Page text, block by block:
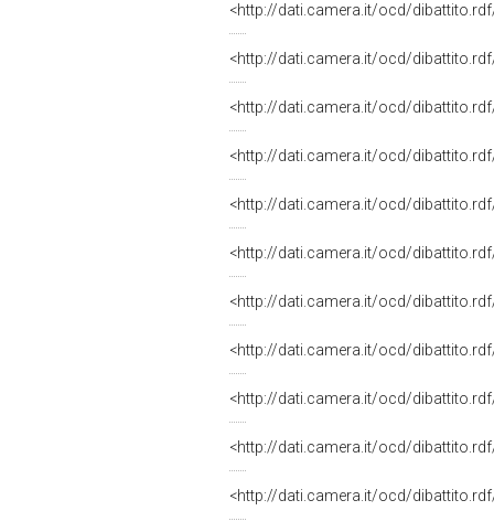
<http://dati.camera.it/ocd/
<http://dati.camera.it/ocd/
<http://dati.camera.it/ocd/
<http://dati.camera.it/ocd/
<http://dati.camera.it/ocd/
<http://dati.camera.it/ocd/
<http://dati.camera.it/ocd/
<http://dati.camera.it/ocd/
<http://dati.camera.it/ocd/
<http://dati.camera.it/ocd/
<http://dati.camera.it/ocd/